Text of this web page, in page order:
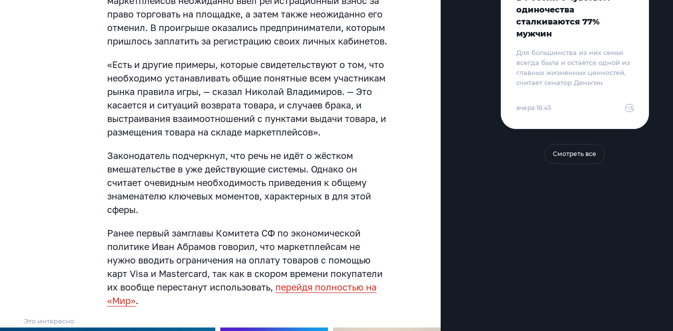
право торговать на площадке, а затем также неожиданно его
отменил. В проигрыше оказались предприниматели, которым
пришлось заплатить за регистрацию своих личных кабинетов.
«Есть и другие примеры, которые свидетельствуют о том, что
необходимо устанавливать общие понятные всем участникам
рынка правила игры, — сказал Николай Владимиров. — Это
касается и ситуаций возврата товара, и случаев брака, и
выстраивания взаимоотношений с пунктами выдачи товара, и
размещения товара на складе маркетплейсов».
Законодатель подчеркнул, что речь не идёт о жёстком
вмешательстве в уже действующие системы. Однако он
считает очевидным необходимость приведения к общему
знаменателю ключевых моментов, характерных в для этой
сферы.
Ранее первый замглавы Комитета СФ по экономической
политике Иван Абрамов говорил, что маркетплейсам не
нужно вводить ограничения на оплату товаров с помощью
карт Visa и Mastercard, так как в скором времени покупатели
их вообще перестанут использовать, перейдя полностью на
«Мир».
Это интересно
одиночества
сталкиваются 77%
мужчин
Для большинства из них семья
всегда была и остаётся одной из
главных жизненных ценностей,
считает сенатор Деньгин
вчера 18:45
Смотреть все